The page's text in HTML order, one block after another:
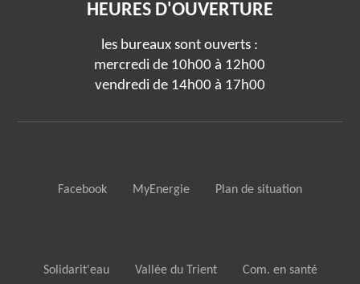
HEURES D'OUVERTURE
les bureaux sont ouverts :
mercredi de 10h00 à 12h00
vendredi de 14h00 à 17h00
Facebook MyEnergie Plan de situation
Solidarit'eau Vallée du Trient Com. en santé